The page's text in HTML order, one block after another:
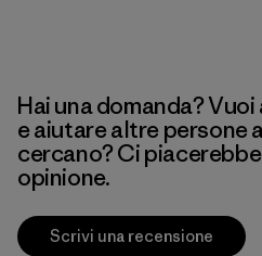
Hai una domanda?
e aiutare altre persone
cercano? Ci
opinione.
Scrivi una recensione